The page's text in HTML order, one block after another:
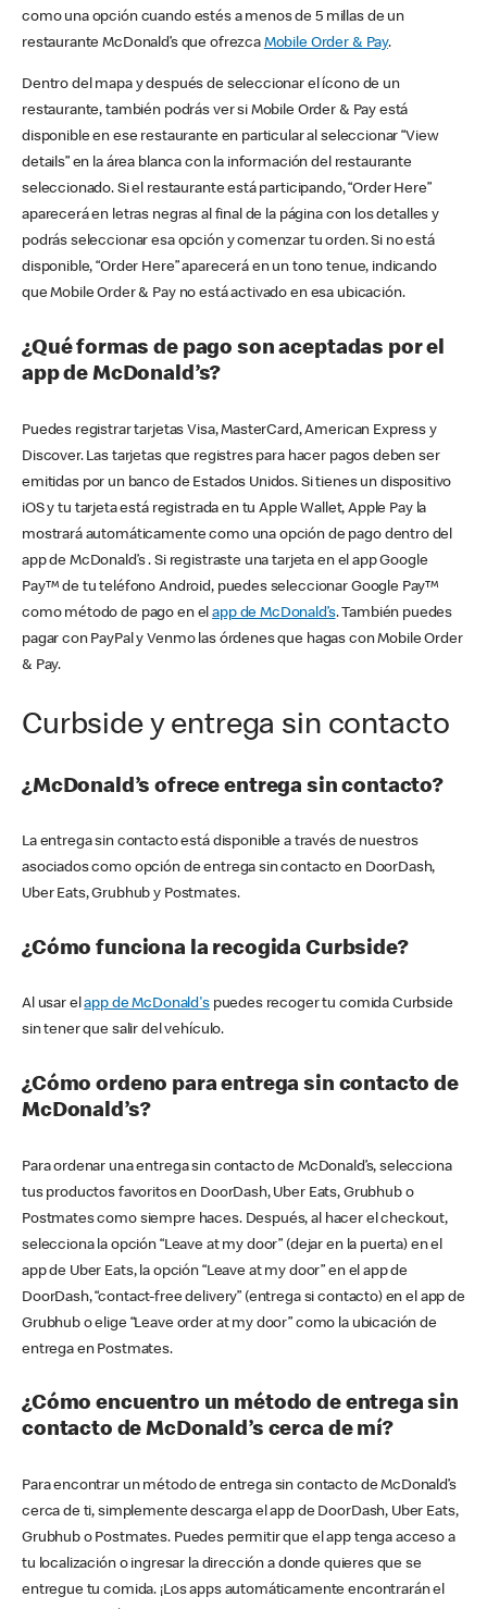
como una opción cuando estés a menos de 5 millas de un
restaurante McDonald’s que ofrezca Mobile Order & Pay.
Dentro del mapa y después de seleccionar el ícono de un
restaurante, también podrás ver si Mobile Order & Pay está
disponible en ese restaurante en particular al seleccionar “View
details” en la área blanca con la información del restaurante
seleccionado. Si el restaurante está participando, “Order Here”
aparecerá en letras negras al final de la página con los detalles y
podrás seleccionar esa opción y comenzar tu orden. Si no está
disponible, “Order Here” aparecerá en un tono tenue, indicando
que Mobile Order & Pay no está activado en esa ubicación.
¿Qué formas de pago son aceptadas por el
app de McDonald’s?
Puedes registrar tarjetas Visa, MasterCard, American Express y
Discover. Las tarjetas que registres para hacer pagos deben ser
emitidas por un banco de Estados Unidos. Si tienes un dispositivo
iOS y tu tarjeta está registrada en tu Apple Wallet, Apple Pay la
mostrará automáticamente como una opción de pago dentro del
app de McDonald’s . Si registraste una tarjeta en el app Google
Pay™ de tu teléfono Android, puedes seleccionar Google Pay™
como método de pago en elapp de McDonald’s. También puedes
pagar con PayPal y Venmo las órdenes que hagas con Mobile Order
& Pay.
Curbside y entrega sin contacto
¿McDonald’s ofrece entrega sin contacto?
La entrega sin contacto está disponible a través de nuestros
asociados como opción de entrega sin contacto en DoorDash,
Uber Eats, Grubhub y Postmates.
¿Cómo funciona la recogida Curbside?
Al usar elapp de McDonald'spuedes recoger tu comida Curbside
sin tener que salir del vehículo.
¿Cómo ordeno para entrega sin contacto de
McDonald’s?
Para ordenar una entrega sin contacto de McDonald’s, selecciona
tus productos favoritos en DoorDash, Uber Eats, Grubhub o
Postmates como siempre haces. Después, al hacer el checkout,
selecciona la opción “Leave at my door” (dejar en la puerta) en el
app de Uber Eats, la opción “Leave at my door” en el app de
DoorDash, “contact-free delivery” (entrega si contacto) en el app de
Grubhub o elige “Leave order at my door” como la ubicación de
entrega en Postmates.
¿Cómo encuentro un método de entrega sin
contacto de McDonald’s cerca de mí?
Para encontrar un método de entrega sin contacto de McDonald’s
cerca de ti, simplemente descarga el app de DoorDash, Uber Eats,
Grubhub o Postmates. Puedes permitir que el app tenga acceso a
tu localización o ingresar la dirección a donde quieres que se
entregue tu comida. ¡Los apps automáticamente encontrarán el